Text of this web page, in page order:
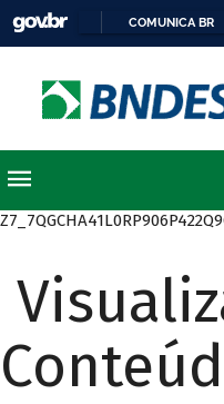
COMUNICA BR